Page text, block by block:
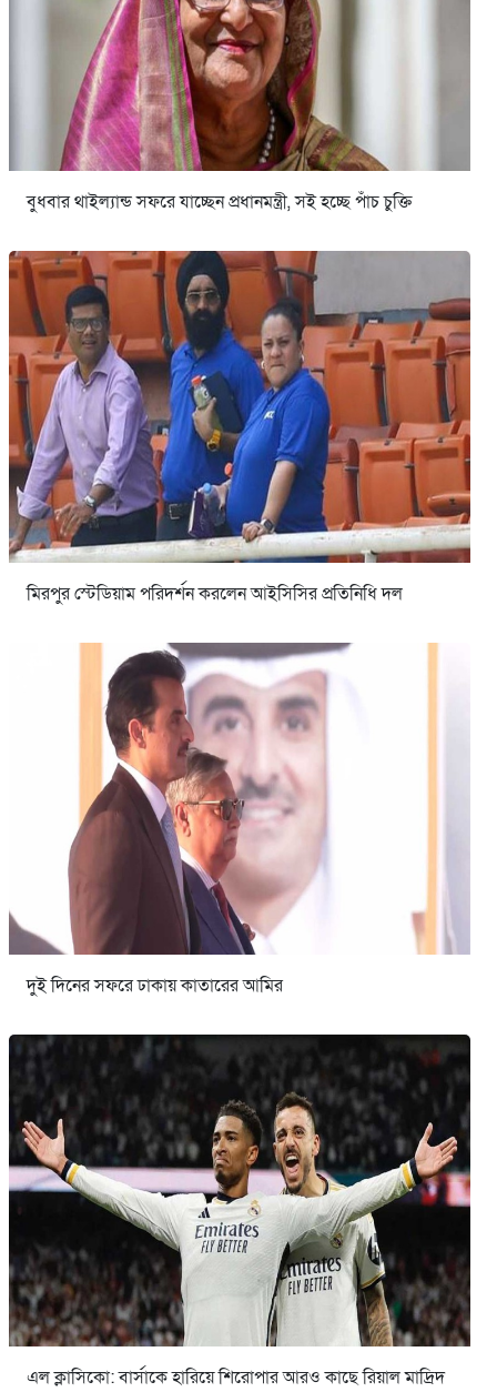
বুধবার থাইল্যান্ড সফরে যাচ্ছেন প্রধানমন্ত্রী, সই হচ্ছে পাঁচ চুক্তি
মিরপুর স্টেডিয়াম পরিদর্শন করলেন আইসিসির প্রতিনিধি দল
দুই দিনের সফরে ঢাকায় কাতারের আমির
এল ক্লাসিকো: বার্সাকে হারিয়ে শিরোপার আরও কাছে রিয়াল মাদ্রিদ